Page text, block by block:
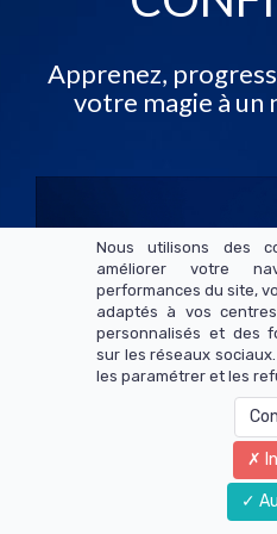
Magic Smile productions
Nous utilisons des
améliorer votre
performances du site,
adaptés à vos
personnalisés et des
sur les réseaux
les paramétrer et les